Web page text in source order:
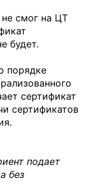
не смог на ЦТ
будет.
порядке
сертификат
сертификатов
подает
без